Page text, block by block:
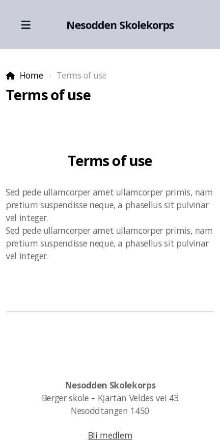
Nesodden Skolekorps
Home Terms of use
Terms of use
Terms of use
Sed pede ullamcorper amet ullamcorper primis, nam
pretium suspendisse neque, a phasellus sit pulvinar
vel integer.
Sed pede ullamcorper amet ullamcorper primis, nam
pretium suspendisse neque, a phasellus sit pulvinar
vel integer.
Nesodden Skolekorps
Berger skole – Kjartan Veldes vei 43
Nesoddtangen 1450
Bli medlem
Uniformer
Støtt NSK